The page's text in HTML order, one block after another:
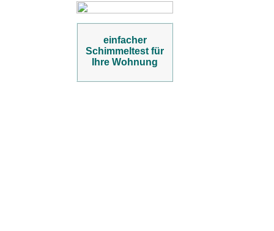
einfacher
Schimmeltest für
Ihre Wohnung